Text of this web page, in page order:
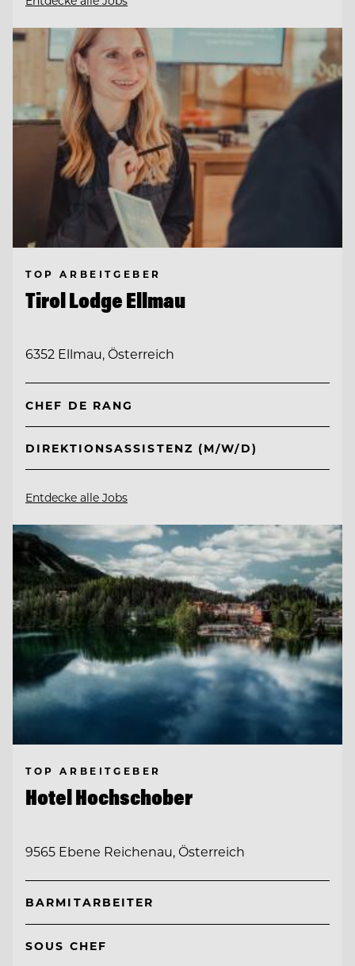
TOP ARBEITGEBER
Tirol Lodge Ellmau
6352 Ellmau, Österreich
CHEF DE RANG
DIREKTIONSASSISTENZ (M/W/D)
Entdecke alle Jobs
TOP ARBEITGEBER
Hotel Hochschober
9565 Ebene Reichenau, Österreich
BARMITARBEITER
SOUS CHEF